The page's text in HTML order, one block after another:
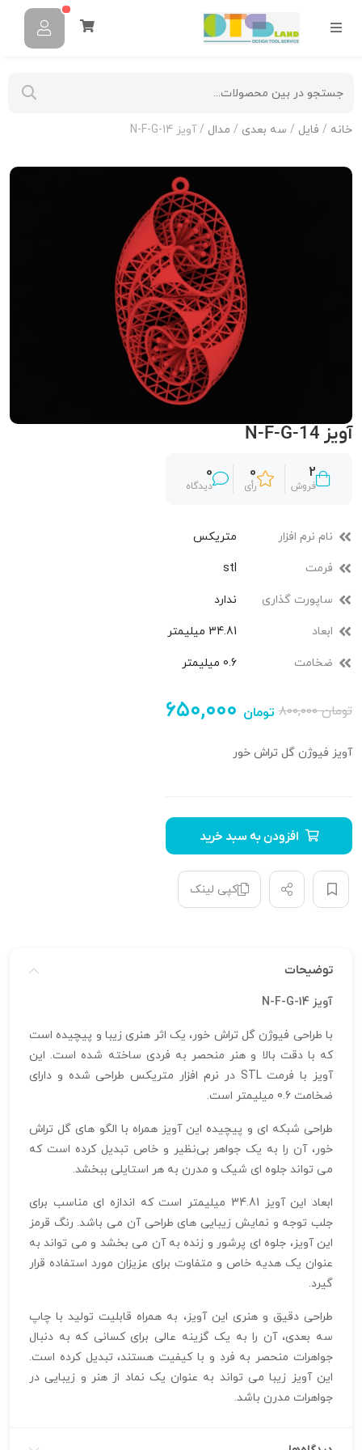
خانه / فایل / سه بعدی / مدال / آویز N-F-G-14
آویز N-F-G-14
2
فروش
0
رأی
0
دیدگاه
نام نرم افزار متریکس
فرمت stl
ساپورت گذاری ندارد
ابعاد 34.81 میلیمتر
ضخامت 0.6 میلیمتر
۸۰۰,۰۰۰تومان ۶۵۰,۰۰۰ تومان
آویز فیوژن گل تراش خور
افزودن به سبد خرید
کپی لینک
توضیحات
آویز N-F-G-14
با طراحی فیوژن گل تراش خور، یک اثر هنری زیبا و پیچیده است
که با دقت بالا و هنر منحصر به‌ فردی ساخته شده است. این
آویز با فرمت STL در نرم‌ افزار متریکس طراحی شده و دارای
ضخامت 0.6 میلیمتر است.
طراحی شبکه‌ ای و پیچیده این آویز همراه با الگو های گل تراش
خور، آن را به یک جواهر بی‌نظیر و خاص تبدیل کرده است که
می‌ تواند جلوه‌ ای شیک و مدرن به هر استایلی ببخشد.
ابعاد این آویز 34.81 میلیمتر است که اندازه‌ ای مناسب برای
جلب توجه و نمایش زیبایی‌ های طراحی آن می‌ باشد. رنگ قرمز
این آویز، جلوه‌ ای پرشور و زنده به آن می‌ بخشد و می‌ تواند به
عنوان یک هدیه خاص و متفاوت برای عزیزان مورد استفاده قرار
گیرد.
طراحی دقیق و هنری این آویز، به همراه قابلیت تولید با چاپ
سه‌ بعدی، آن را به یک گزینه عالی برای کسانی که به دنبال
جواهرات منحصر به فرد و با کیفیت هستند، تبدیل کرده است.
این آویز زیبا می‌ تواند به عنوان یک نماد از هنر و زیبایی در
جواهرات مدرن باشد.